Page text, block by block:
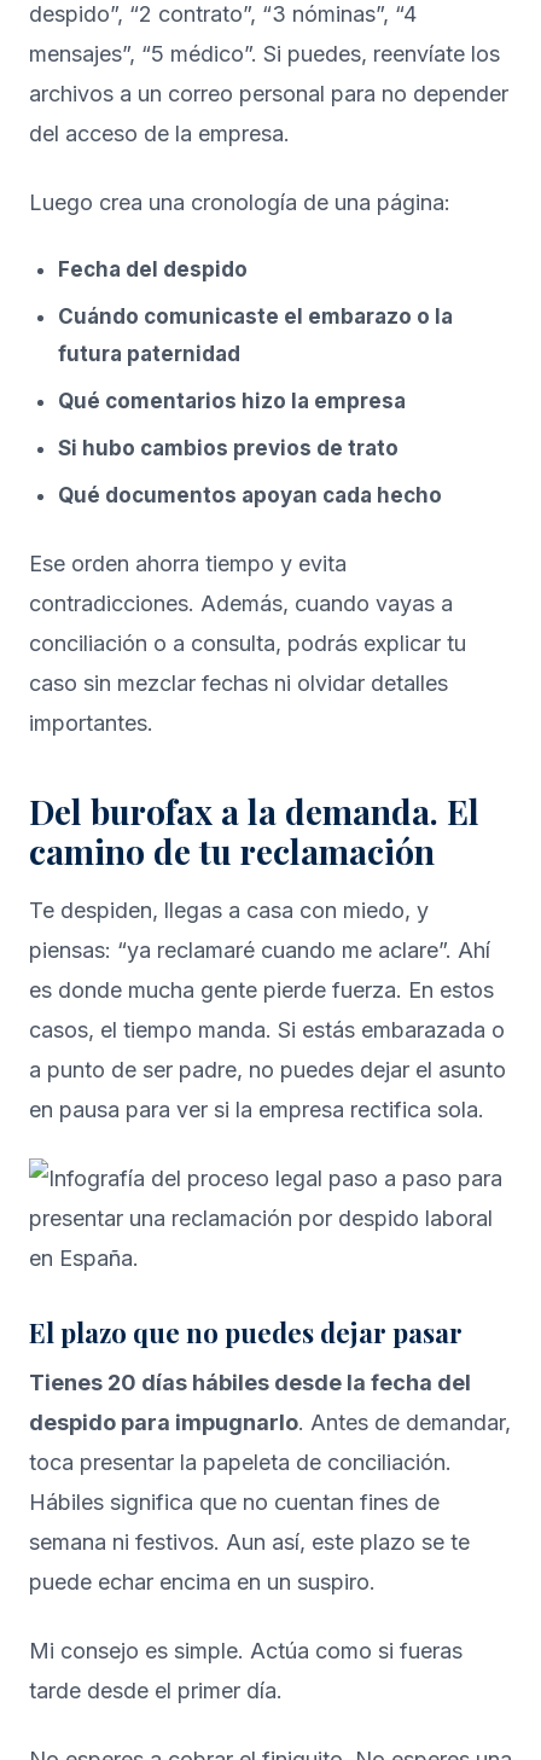
despido”, “2 contrato”, “3 nóminas”, “4
mensajes”, “5 médico”. Si puedes, reenvíate los
archivos a un correo personal para no depender
del acceso de la empresa.
Luego crea una cronología de una página:
Fecha del despido
Cuándo comunicaste el embarazo o la
futura paternidad
Qué comentarios hizo la empresa
Si hubo cambios previos de trato
Qué documentos apoyan cada hecho
Ese orden ahorra tiempo y evita
contradicciones. Además, cuando vayas a
conciliación o a consulta, podrás explicar tu
caso sin mezclar fechas ni olvidar detalles
importantes.
Del burofax a la demanda. El
camino de tu reclamación
Te despiden, llegas a casa con miedo, y
piensas: “ya reclamaré cuando me aclare”. Ahí
es donde mucha gente pierde fuerza. En estos
casos, el tiempo manda. Si estás embarazada o
a punto de ser padre, no puedes dejar el asunto
en pausa para ver si la empresa rectifica sola.
El plazo que no puedes dejar pasar
Tienes 20 días hábiles desde la fecha del
despido para impugnarlo. Antes de demandar,
toca presentar la papeleta de conciliación.
Hábiles significa que no cuentan fines de
semana ni festivos. Aun así, este plazo se te
puede echar encima en un suspiro.
Mi consejo es simple. Actúa como si fueras
tarde desde el primer día.